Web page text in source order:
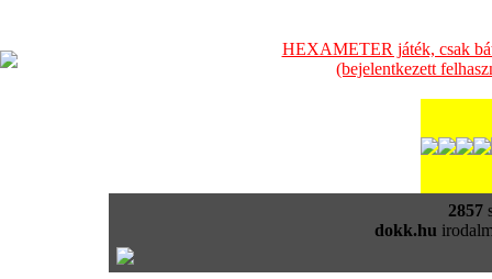
HEXAMETER játék, csak
(bejelentkezett
2857
dokk.hu